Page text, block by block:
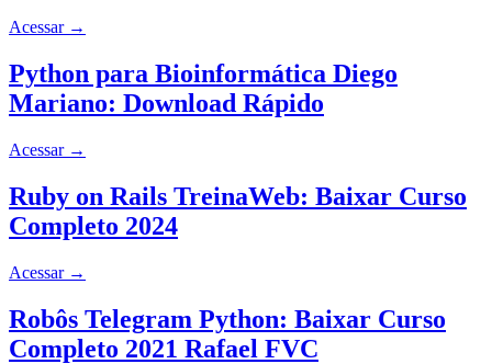
Acessar →
Python para Bioinformática Diego
Mariano: Download Rápido
Acessar →
Ruby on Rails TreinaWeb: Baixar Curso
Completo 2024
Acessar →
Robôs Telegram Python: Baixar Curso
Completo 2021 Rafael FVC